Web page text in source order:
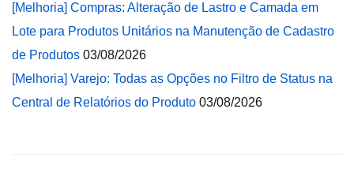
[Melhoria] Compras: Alteração de Lastro e Camada em
Lote para Produtos Unitários na Manutenção de Cadastro
de Produtos 03/08/2026
[Melhoria] Varejo: Todas as Opções no Filtro de Status na
Central de Relatórios do Produto 03/08/2026